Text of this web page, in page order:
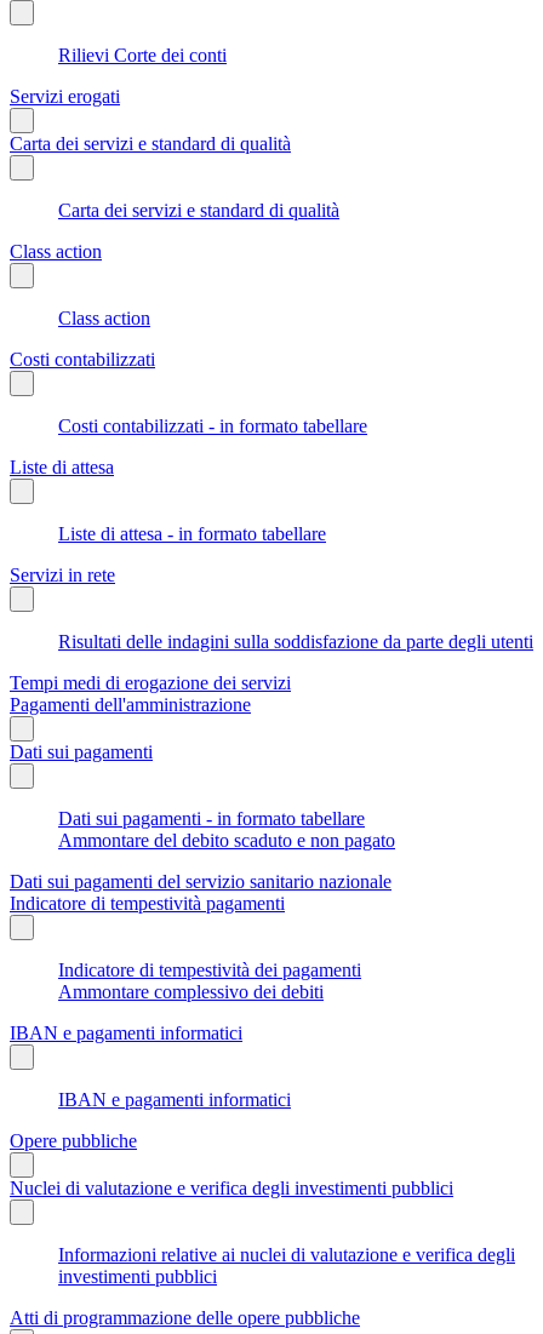
Rilievi Corte dei conti
Servizi erogati
Carta dei servizi e standard di qualità
Carta dei servizi e standard di qualità
Class action
Class action
Costi contabilizzati
Costi contabilizzati - in formato tabellare
Liste di attesa
Liste di attesa - in formato tabellare
Servizi in rete
Risultati delle indagini sulla soddisfazione da parte degli utenti
Tempi medi di erogazione dei servizi
Pagamenti dell'amministrazione
Dati sui pagamenti
Dati sui pagamenti - in formato tabellare
Ammontare del debito scaduto e non pagato
Dati sui pagamenti del servizio sanitario nazionale
Indicatore di tempestività pagamenti
Indicatore di tempestività dei pagamenti
Ammontare complessivo dei debiti
IBAN e pagamenti informatici
IBAN e pagamenti informatici
Opere pubbliche
Nuclei di valutazione e verifica degli investimenti pubblici
Informazioni relative ai nuclei di valutazione e verifica degli
investimenti pubblici
Atti di programmazione delle opere pubbliche